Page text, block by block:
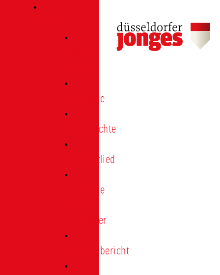
Termine
Geschichte
Heimatlied
Freunde
Förderer
Jahresbericht